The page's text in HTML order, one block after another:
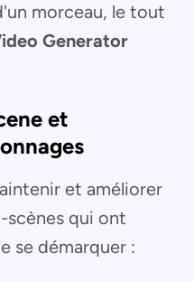
morceau, le tout
Generator
et
et améliorer
qui ont
se démarquer :